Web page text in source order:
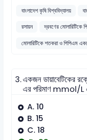
বাংলাদেশ কৃষি বিশ্ববিদ্যালয়
রসায়ন
দ্রবণের
মোলারিটিকে শতকরা ও পিপিএম
3.একজন ডায়াবেটিকের
এর পরিমাণ mmol/
A. 10
B. 15
C. 18